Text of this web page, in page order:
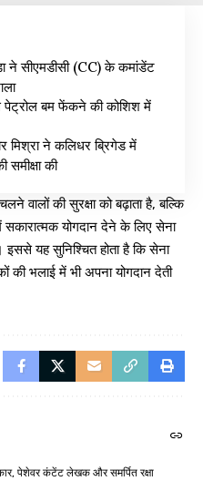
ने सीएमडीसी (CC) के कमांडेंट
पेट्रोल बम फेंकने की कोशिश में
मिश्रा ने कलिधर ब्रिगेड में
समीक्षा की
की सुरक्षा को बढ़ाता है, बल्कि
सकारात्मक योगदान देने के लिए सेना
यह सुनिश्चित होता है कि सेना
की भलाई में भी अपना योगदान देती
पेशेवर कंटेंट लेखक और समर्पित रक्षा